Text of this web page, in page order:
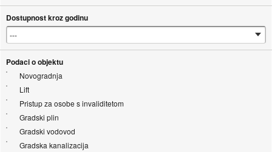
Dostupnost kroz godinu
Podaci o objektu
Novogradnja
Lift
Pristup za osobe s invaliditetom
Gradski plin
Gradski vodovod
Gradska kanalizacija